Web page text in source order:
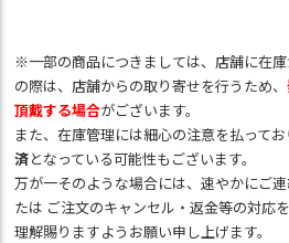
※一部の商品につきましては、店舗に在
の際は、店舗からの取り寄せを行うため、
頂戴する場合がございます。
また、在庫管理には細心の注意を払って
済となっている可能性もございます。
万が一そのような場合には、速やかにご
たは ご注文のキャンセル・返金等の対応
理解賜りますようお願い申し上げます。